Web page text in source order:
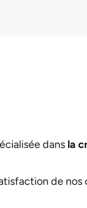
dans la
de